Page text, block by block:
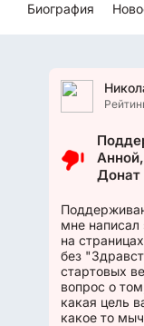
Биография
Донат
мне
то
мне написал
на
без
стартовых
вопрос о
какая цель
какое то